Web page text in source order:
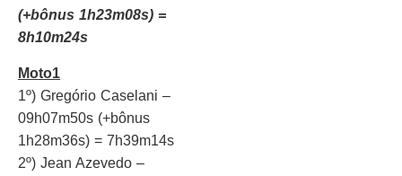
(+bônus 1h23m08s) =
8h10m24s
Moto1
1º) Gregório Caselani –
09h07m50s (+bônus
1h28m36s) = 7h39m14s
2º) Jean Azevedo –